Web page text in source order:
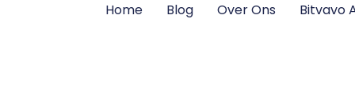
Home Blog Over Ons Bitvavo